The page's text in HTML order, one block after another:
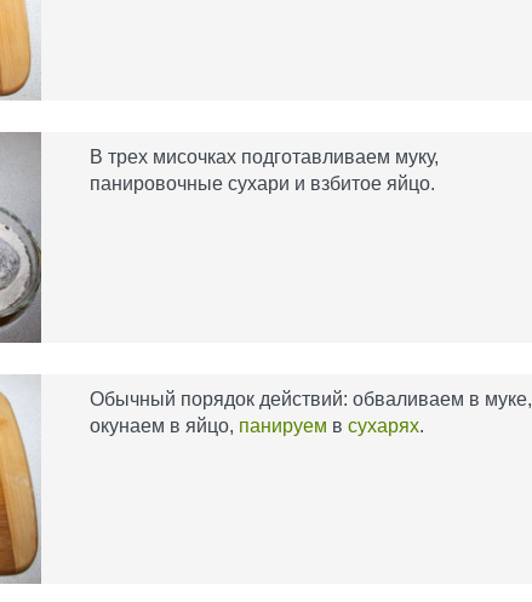
В трех мисочках подготавливаем муку,
панировочные сухари и взбитое яйцо.
Обычный порядок действий: обваливаем в муке,
окунаем в яйцо, панируем в сухарях.